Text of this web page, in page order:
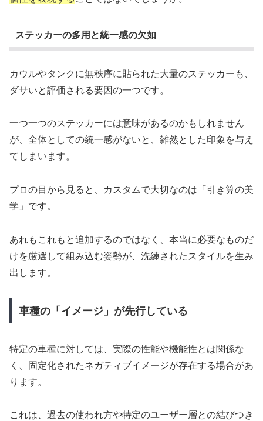
ステッカーの多用と統一感の欠如
カウルやタンクに無秩序に貼られた大量のステッカーも、
ダサいと評価される要因の一つです。
一つ一つのステッカーには意味があるのかもしれません
が、全体としての統一感がないと、雑然とした印象を与え
てしまいます。
プロの目から見ると、カスタムで大切なのは「引き算の美
学」です。
あれもこれもと追加するのではなく、本当に必要なものだ
けを厳選して組み込む姿勢が、洗練されたスタイルを生み
出します。
車種の「イメージ」が先行している
特定の車種に対しては、実際の性能や機能性とは関係な
く、固定化されたネガティブイメージが存在する場合があ
ります。
これは、過去の使われ方や特定のユーザー層との結びつき